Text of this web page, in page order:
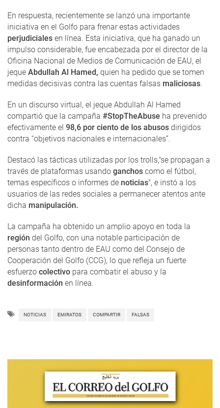
En respuesta, recientemente se lanzó una importante
iniciativa en el Golfo para frenar estas actividades
perjudiciales en línea. Esta iniciativa, que ha ganado un
impulso considerable, fue encabezada por el director de la
Oficina Nacional de Medios de Comunicación de EAU, el
jeque Abdullah Al Hamed, quien ha pedido que se tomen
medidas decisivas contra las cuentas falsas maliciosas.
En un discurso virtual, el jeque Abdullah Al Hamed
compartió que la campaña #StopTheAbuse ha prevenido
efectivamente el 98,6 por ciento de los abusos dirigidos
contra “objetivos nacionales e internacionales”.
Destacó las tácticas utilizadas por los trolls,"se propagan a
través de plataformas usando ganchos como el fútbol, ​​
temas específicos o informes de noticias", e instó a los
usuarios de las redes sociales a permanecer atentos ante
dicha manipulación.
La campaña ha obtenido un amplio apoyo en toda la
región del Golfo, con una notable participación de
personas tanto dentro de EAU como del Consejo de
Cooperación del Golfo (CCG), lo que refleja un fuerte
esfuerzo colectivo para combatir el abuso y la
desinformación en línea.
NOTICIAS EMIRATOS COMPARTIR FALSAS